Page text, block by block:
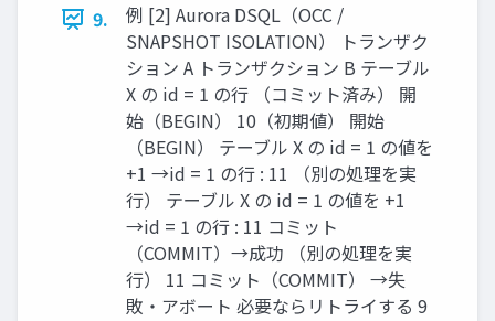
9.
例 [2] Aurora DSQL（OCC /
SNAPSHOT ISOLATION） トランザク
ション A トランザクション B テーブル
X の id = 1 の行 （コミット済み） 開
始（BEGIN） 10（初期値） 開始
（BEGIN） テーブル X の id = 1 の値を
+1 →id = 1 の行 : 11 （別の処理を実
行） テーブル X の id = 1 の値を +1
→id = 1 の行 : 11 コミット
（COMMIT）→成功 （別の処理を実
行） 11 コミット（COMMIT） →失
敗・アボート 必要ならリトライする 9